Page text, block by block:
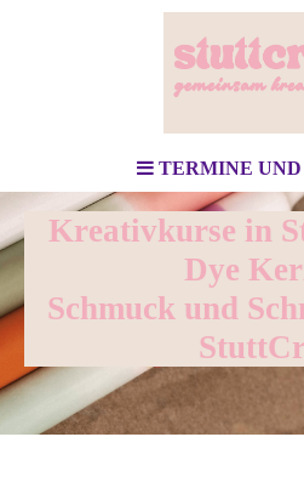
TERMINE
Kreativkurse in
Dye
Schmuck und